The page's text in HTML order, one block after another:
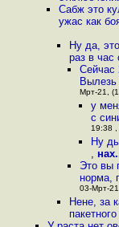
Сабж это
ужас как
Ну да,
раз в час
Сейчас
Вылезь
Мрт-21,
у
с
19:38
Ну
,
Это вы
норма,
03-Мрт-
Нене, за